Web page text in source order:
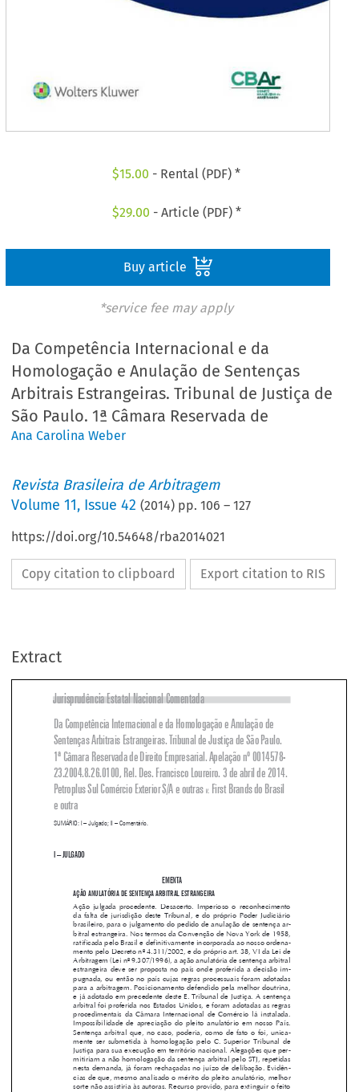
$15.00 - Rental (PDF) *
$29.00 - Article (PDF) *
Buy article
*service fee may apply
Da Competência Internacional e da
Homologação e Anulação de Sentenças
Arbitrais Estrangeiras. Tribunal de Justiça de
São Paulo. 1ª Câmara Reservada de
Ana Carolina Weber
Revista Brasileira de Arbitragem
Volume11, Issue 42 (2014) pp.106 –127
https://doi.org/10.54648/rba2014021
Copy citation to clipboard Export citation to RIS
Extract





 


























Jurisprudência Estatal Nacional Comentada
Da Competência Internacional e da Homologação e Anulação de
Sentenças Arbitrais Estrangeiras. Tribunal de Justiça de São Paulo.
1ª Câmara Reservada de Direito Empresarial. Apelação nº 0014578-
23.2004.8.26.0100, Rel. Des. Francisco Loureiro. 3 de abril de 2014.
Petroplus Sul Comércio Exterior S/A e outras v. First Brands do Brasil
e outra
SUMÁRIO: I – Julgado; II – Comentário.
ementa
AÇÃO ANULATÓRIA DE SENTENÇA ARBITRAL ESTRANGEIRA
Ação  julgada  procedente.  Desacerto.  Imperioso  o  reconhecimento
da  falta  de  jurisdição  deste  Tribunal,  e  do  próprio  Poder  Judiciário
brasileiro, para o julgamento do pedido de anulação de sentença ar-
bitral estrangeira. Nos termos da Convenção de Nova York de 1958,
ratificada pelo Brasil e definitivamente incorporada ao nosso ordena-
mento pelo Decreto nº 4.311/2002, e do próprio art. 38, VI da Lei de
Arbitragem (Lei nº 9.307/1996), a ação anulatória de sentença arbitral
estrangeira  deve  ser  proposta  no  país  onde  proferida  a  decisão  im-
pugnada,  ou  então  no  país  cujas  regras  processuais  foram  adotadas
para a arbitragem. Posicionamento defendido pela melhor doutrina,
e já adotado em precedente deste E. Tribunal de Justiça. A sentença
arbitral foi proferida nos Estados Unidos, e foram adotadas as regras
procedimentais  da  Câmara  Internacional  de  Comércio  lá  instalada.
Impossibilidade  de  apreciação  do  pleito  anulatório  em  nosso  País.
Sentença  arbitral  que,  no  caso,  poderia,  como  de  fato  o  foi,  unica-
mente  ser  submetida  à  homologação  pelo  C.  Superior  Tribunal  de
Justiça para sua execução em território nacional. Alegações que per-
mitiriam a não homologação da sentença arbitral pelo STJ, repetidas